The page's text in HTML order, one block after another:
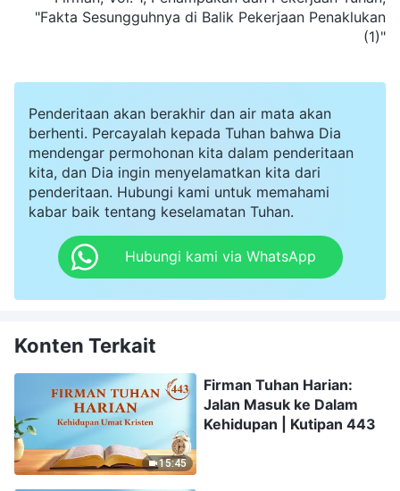
"Fakta Sesungguhnya di Balik Pekerjaan Penaklukan
(1)"
Penderitaan akan berakhir dan air mata akan
berhenti. Percayalah kepada Tuhan bahwa Dia
mendengar permohonan kita dalam penderitaan
kita, dan Dia ingin menyelamatkan kita dari
penderitaan. Hubungi kami untuk memahami
kabar baik tentang keselamatan Tuhan.
Hubungi kami via WhatsApp
Konten Terkait
15:45
Firman Tuhan Harian:
Jalan Masuk ke Dalam
Kehidupan | Kutipan 443